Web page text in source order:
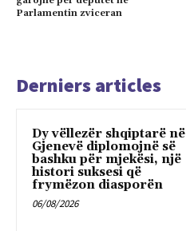
Parlamentin zviceran
Derniers articles
Dy vëllezër shqiptarë në
Gjenevë diplomojnë së
bashku për mjekësi, një
histori suksesi që
frymëzon diasporën
06/08/2026